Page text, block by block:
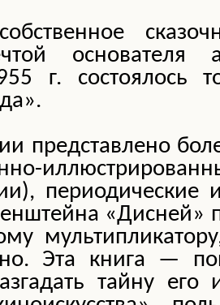
основателя
г. состоялось
представлено
периодические
«Дисней»
Эта книга —
тайну его